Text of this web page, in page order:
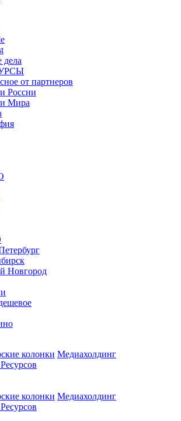
дела
от партнеров
России
Мира
Новгород
колонки Медиахолдинг
колонки Медиахолдинг